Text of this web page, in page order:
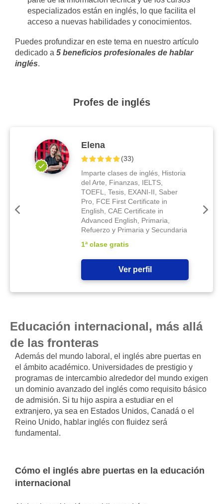
especializados están en inglés, lo que facilita el
acceso a nuevas habilidades y conocimientos.
Puedes profundizar en este tema en nuestro artículo
dedicado a 5 beneficios profesionales de hablar
inglés.
Profes de inglés
Elena
(33)
Imparte clases de inglés, Historia
del Arte, Finanzas, IELTS,
TOEFL, Tesis, EXANI-II, Saber
Pro, FCE First Certificate in
English, CAE Certificate in
Advanced English, Primaria,
Refuerzo y Primaria y Secundaria
1ª clase gratis
Ver perfil
Educación internacional, más allá
de las fronteras
Además del mundo laboral, el inglés abre puertas en
el ámbito académico. Universidades de prestigio y
programas de intercambio alrededor del mundo exigen
un dominio avanzado del inglés como requisito básico
de admisión. Si tu hijo aspira a estudiar en el
extranjero, ya sea en Estados Unidos, Canadá o el
Reino Unido, hablar inglés con fluidez será
fundamental.
Cómo el inglés abre puertas en la educación
internacional